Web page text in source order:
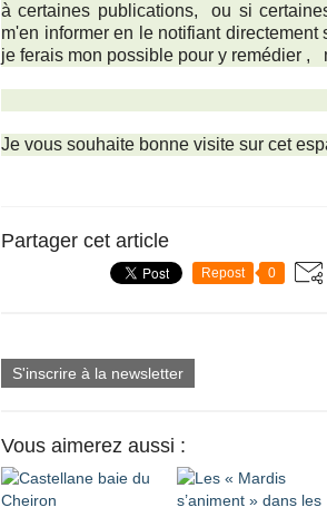
à certaines publications, ou si
m'en informer en le notifiant
je ferais mon possible pour y remédier ,
Je vous souhaite bonne visite sur cet
Partager cet article
Repost 0
S'inscrire à la newsletter
Vous aimerez aussi :